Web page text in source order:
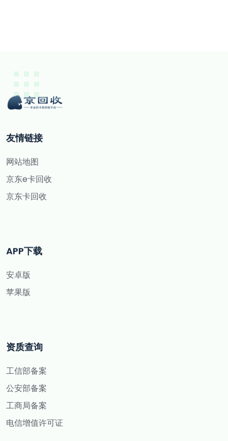
友情链接
网站地图
京东e卡回收
京东卡回收
APP下载
安卓版
苹果版
资质查询
工信部备案
公安部备案
工商局备案
电信增值许可证